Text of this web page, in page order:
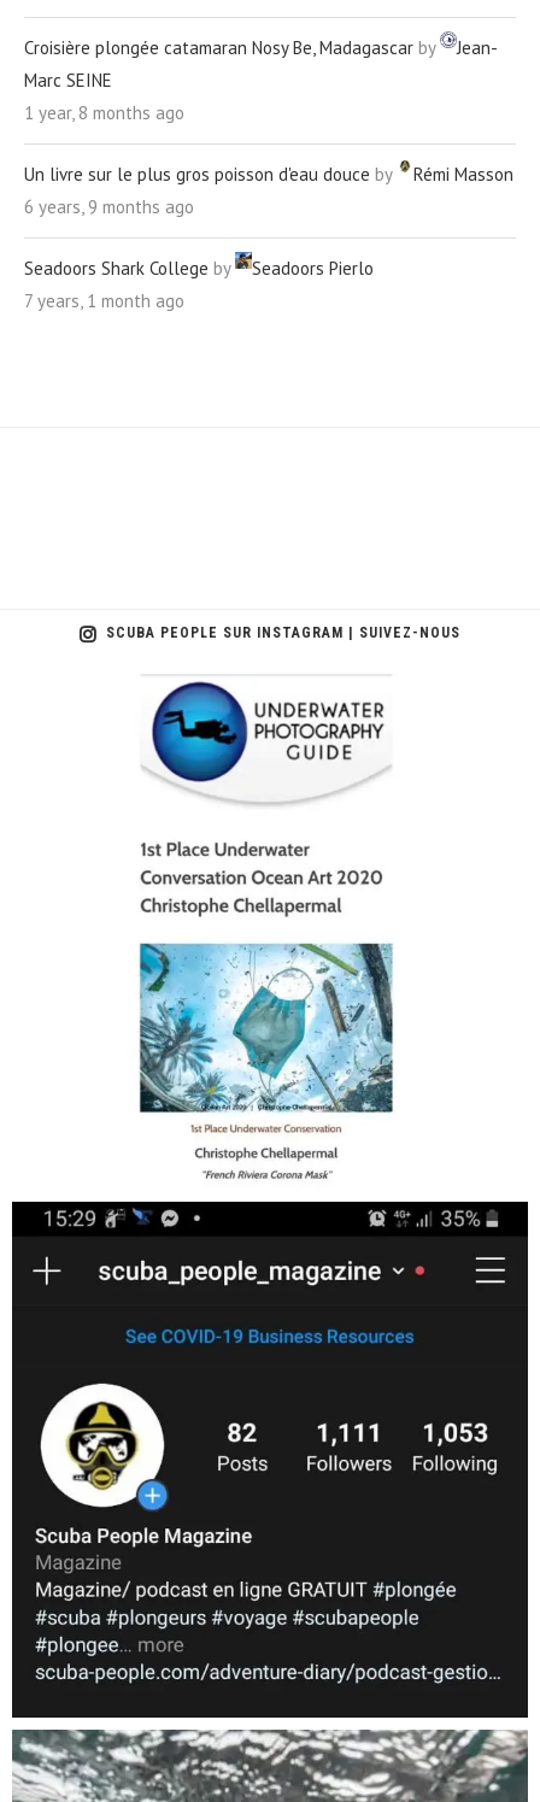
Croisière plongée catamaran Nosy Be, Madagascar by
Jean-
Marc SEINE
1 year, 8 months ago
Un livre sur le plus gros poisson d'eau douce by
Rémi Masson
6 years, 9 months ago
Seadoors Shark College by
Seadoors Pierlo
7 years, 1 month ago
SCUBA PEOPLE SUR INSTAGRAM | SUIVEZ-NOUS
scuba_people_magazine
scuba_people_magazine
Nov 5
scuba_people_magazine